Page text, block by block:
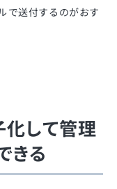
で送付するのがおす
化して管理
きる